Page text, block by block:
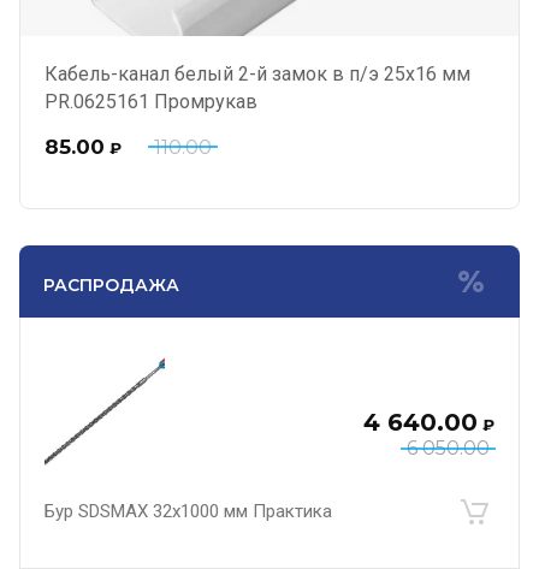
Кабель-канал белый 2-й замок в п/э 25х16 мм
PR.0625161 Промрукав
110.00
85.00 ₽
РАСПРОДАЖА
6 050.00
4 640.00 ₽
Бур SDSMAX 32х1000 мм Практика